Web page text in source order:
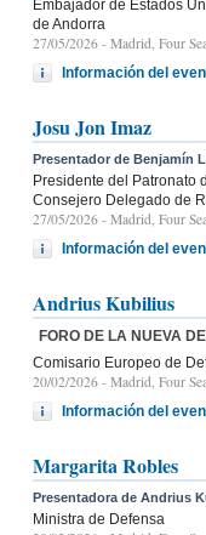
Embajador de Estados
de Andorra
27/05/2026 - Madrid, Four
Información del
Josu Jon Imaz
Presentador de Benjamín
Presidente del Patronato
Consejero Delegado de
27/05/2026 - Madrid, Four
Información del
Andrius Kubilius
FORO DE LA NUEVA
Comisario Europeo de
20/02/2026 - Madrid, Four
Información del
Margarita Robles
Presentadora de Andrius
Ministra de Defensa